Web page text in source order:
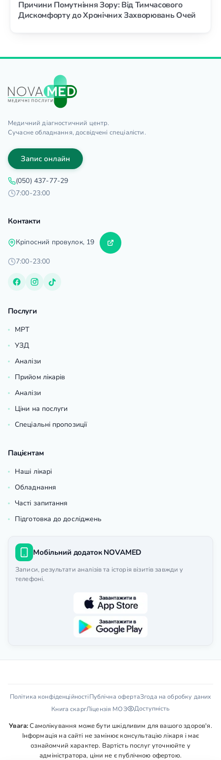
Причини Помутніння Зору: Від Тимчасового
Дискомфорту до Хронічних Захворювань Очей
Медичний діагностичний центр.
Сучасне обладнання, досвідчені спеціалісти.
Запис онлайн
(050) 437-77-29
7:00-23:00
Контакти
Кріпосний провулок, 19
7:00-23:00
Послуги
МРТ
УЗД
Аналізи
Прийом лікарів
Аналізи
Ціни на послуги
Спеціальні пропозиції
Пацієнтам
Наші лікарі
Обладнання
Часті запитання
Підготовка до досліджень
Мобільний додаток NOVAMED
Записи, результати аналізів та історія візитів завжди у
телефоні.
Політика конфіденційностіПублічна офертаЗгода на обробку даних
Книга скаргЛіцензія МОЗ Доступність
Увага:Самолікування може бути шкідливим для вашого здоров'я.
Інформація на сайті не замінює консультацію лікаря і має
ознайомчий характер. Вартість послуг уточнюйте у
адміністратора, ціни не є публічною офертою.